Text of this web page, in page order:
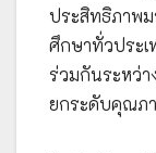
ประสิทธิภาพม
ศึกษาทั่วประเ
ร่วมกันระหว่า
ยกระดับคุณภ